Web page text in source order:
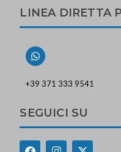
LINEA DIRETTA
+39 371 333 9541
SEGUICI SU